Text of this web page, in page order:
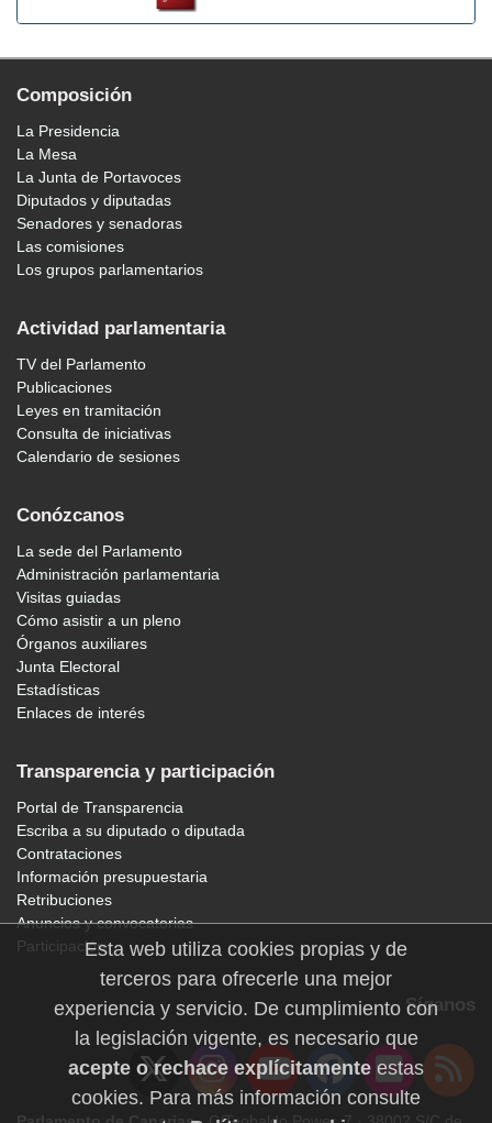
Composición
La Presidencia
La Mesa
La Junta de Portavoces
Diputados y diputadas
Senadores y senadoras
Las comisiones
Los grupos parlamentarios
Actividad parlamentaria
TV del Parlamento
Publicaciones
Leyes en tramitación
Consulta de iniciativas
Calendario de sesiones
Conózcanos
La sede del Parlamento
Administración parlamentaria
Visitas guiadas
Cómo asistir a un pleno
Órganos auxiliares
Junta Electoral
Estadísticas
Enlaces de interés
Transparencia y participación
Portal de Transparencia
Escriba a su diputado o diputada
Contrataciones
Información presupuestaria
Retribuciones
Anuncios y convocatorias
Participación
Síganos
Esta web utiliza cookies propias y de
terceros para ofrecerle una mejor
experiencia y servicio. De cumplimiento con
la legislación vigente, es necesario que
acepte o rechace explícitamente estas
cookies. Para más información consulte